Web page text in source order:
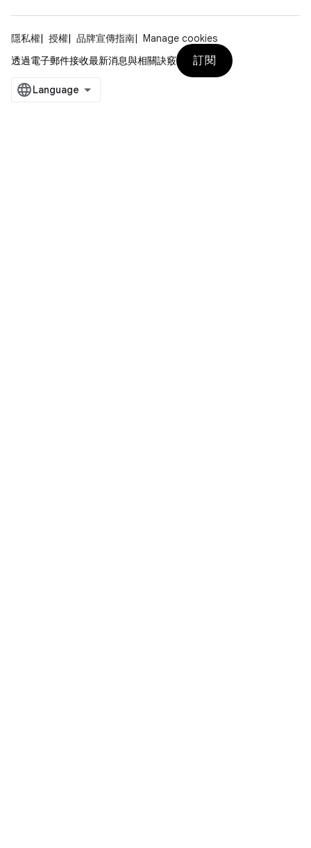
隱私權 授權 品牌宣傳指南
Manage cookies
透過電子郵件接收最新消息與相關訣竅
訂閱